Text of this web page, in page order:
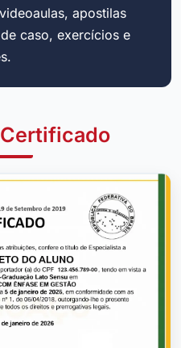
apostilas
caso, exercícios e